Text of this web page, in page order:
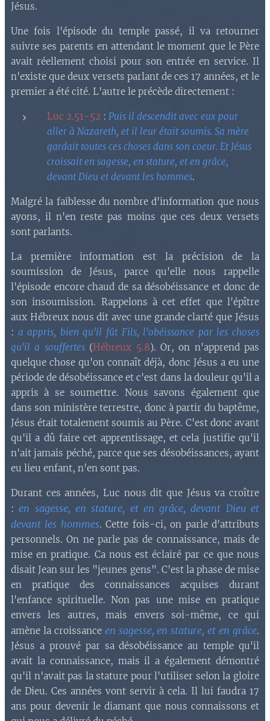
Jésus.
Une fois l'épisode du temple passé, il va retourner
suivre ses parents en attendant le moment que le Père
avait réellement choisi pour son entrée en service. Il
n'existe que deux versets parlant de ces 17 années, et le
premier a été cité. L'autre le précède directement :
Luc 2.51-52 : Puis il descendit avec eux pour
aller à Nazareth, et il leur était soumis. Sa mère
gardait toutes ces choses dans son coeur. Et Jésus
croissait en sagesse, en stature, et en grâce,
devant Dieu et devant les hommes.
Malgré la faiblesse du nombre d'information que nous
ayons, il n'en reste pas moins que ces deux versets
sont parlants.
La première information est la précision de la
soumission de Jésus, parce qu'elle nous rappelle
l'épisode encore chaud de sa désobéissance et donc de
son insoumission. Rappelons à cet effet que l'épître
aux Hébreux nous dit avec une grande clarté que Jésus
: a appris, bien qu'il fût Fils, l'obéissance par les choses
qu'il a souffertes(Hébreux 5.8). Or, on n'apprend pas
quelque chose qu'on connaît déjà, donc Jésus a eu une
période de désobéissance et c'est dans la douleur qu'il a
appris à se soumettre. Nous savons également que
dans son ministère terrestre, donc à partir du baptême,
Jésus était totalement soumis au Père. C'est donc avant
qu'il a dû faire cet apprentissage, et cela justifie qu'il
n'ait jamais péché, parce que ses désobéissances, ayant
eu lieu enfant, n'en sont pas.
Durant ces années, Luc nous dit que Jésus va croître
:en sagesse, en stature, et en grâce, devant Dieu et
devant les hommes. Cette fois-ci, on parle d'attributs
personnels. On ne parle pas de connaissance, mais de
mise en pratique. Ca nous est éclairé par ce que nous
disait Jean sur les "jeunes gens". C'est la phase de mise
en pratique des connaissances acquises durant
l'enfance spirituelle. Non pas une mise en pratique
envers les autres, mais envers soi-même, ce qui
amène la croissance en sagesse, en stature, et en grâce.
Jésus a prouvé par sa désobéissance au temple qu'il
avait la connaissance, mais il a également démontré
qu'il n'avait pas la stature pour l'utiliser selon la gloire
de Dieu. Ces années vont servir à cela. Il lui faudra 17
ans pour devenir le diamant que nous connaissons et